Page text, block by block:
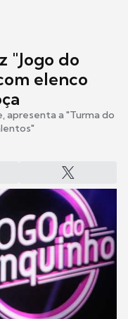
"Jogo do
elenco
apresenta a "Turma do